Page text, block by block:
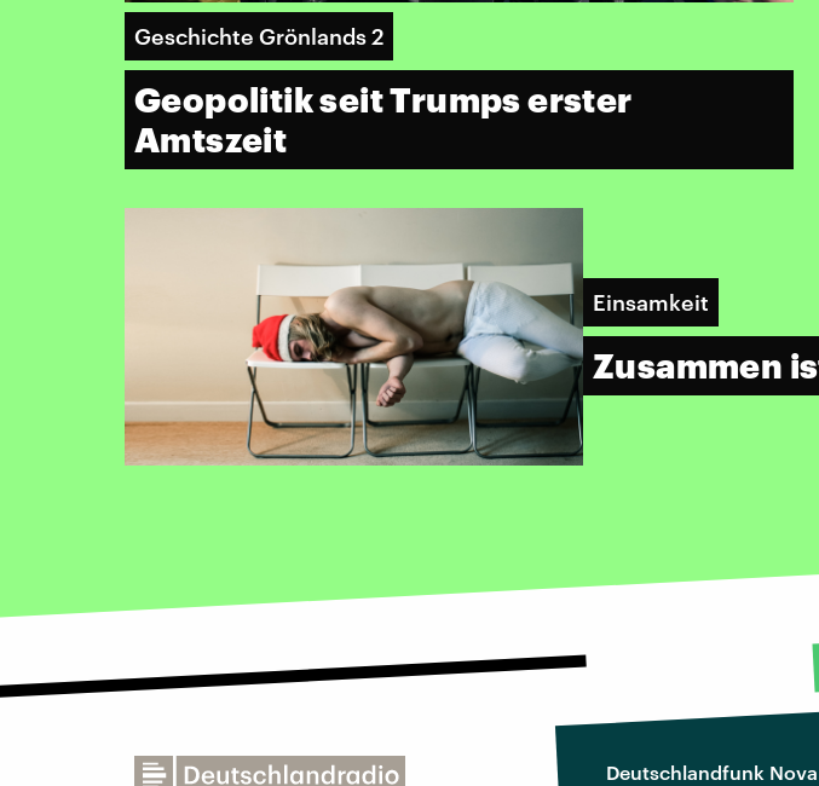
Geschichte Grönlands 2
Geopolitik seit Trumps erster
Amtszeit
Einsamkeit
Zusammen
Deutschlandfunk Nova